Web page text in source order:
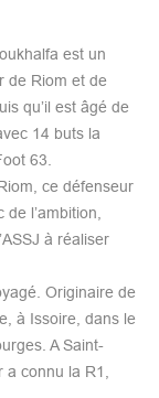
est un
de Riom et de
qu’il est âgé de
14 buts la
63.
ce défenseur
l’ambition,
à réaliser
Originaire de
à Issoire, dans le
A Saint-
connu la R1,